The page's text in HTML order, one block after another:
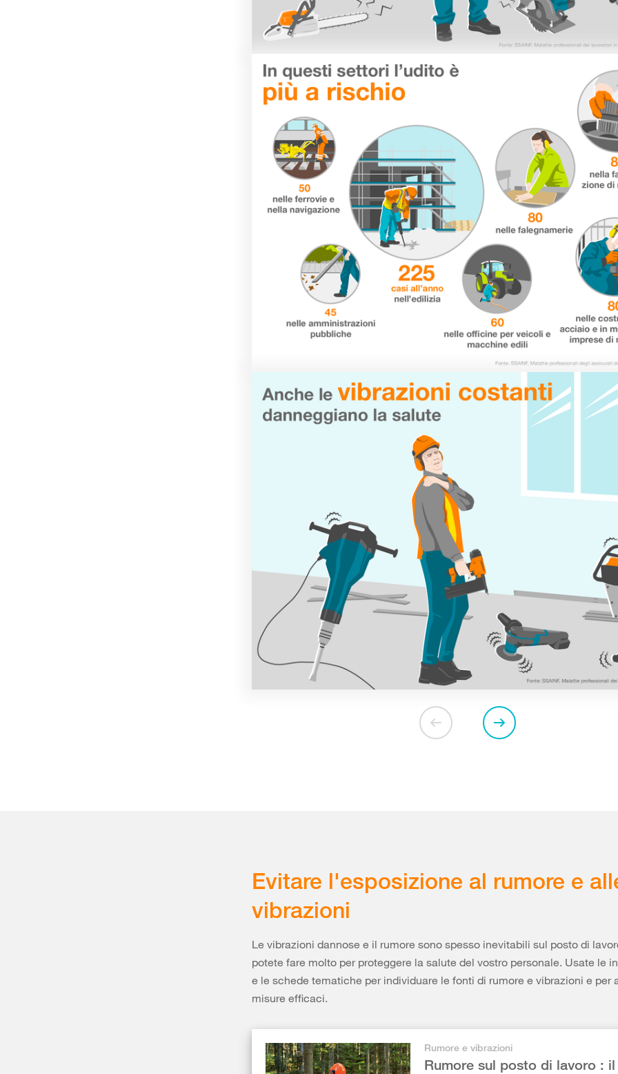
Evitare l'esposizione al rumore e
vibrazioni
Le vibrazioni dannose e il rumore sono spesso inevitabili sul posto di
potete fare molto per proteggere la salute del vostro personale. Usate le
e le schede tematiche per individuare le fonti di rumore e vibrazioni e per
misure efficaci.
Rumore e vibrazioni
Rumore sul posto di lavoro : il